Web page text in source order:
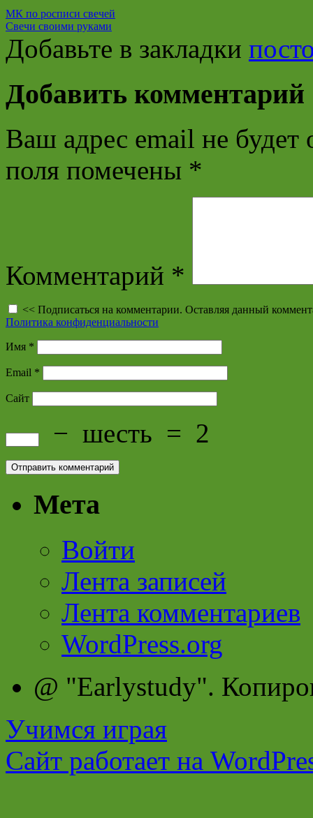
МК по росписи свечей
Свечи своими руками
Добавьте в закладки
Добавить комментарий
Ваш адрес email не будет
поля помечены *
Комментарий *
<< Подписаться на комментарии. Оставляя данный
Политика конфиденциальности
Имя *
Email *
Сайт
− шесть = 2
Мета
Войти
Лента записей
Лента комментариев
WordPress.org
@ "Earlystudy".
Учимся играя
Сайт работает на